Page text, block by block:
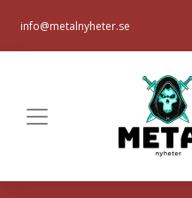
info@metalnyheter.se